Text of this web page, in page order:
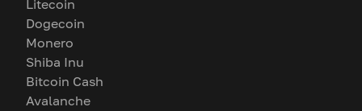
Litecoin
Dogecoin
Monero
Shiba Inu
Bitcoin Cash
Avalanche